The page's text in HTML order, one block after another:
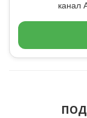
канал